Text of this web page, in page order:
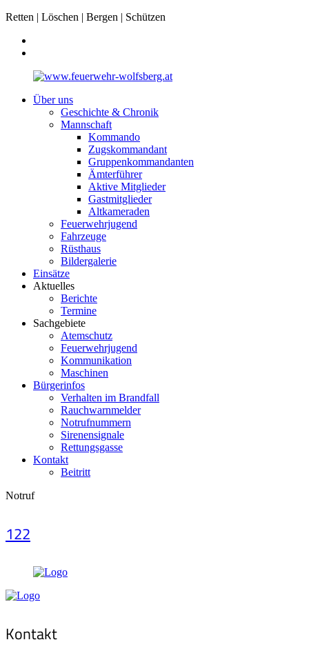
Retten | Löschen | Bergen | Schützen
Über uns
Geschichte & Chronik
Mannschaft
Kommando
Zugskommandant
Gruppenkommandanten
Ämterführer
Aktive Mitglieder
Gastmitglieder
Altkameraden
Feuerwehrjugend
Fahrzeuge
Rüsthaus
Bildergalerie
Einsätze
Aktuelles
Berichte
Termine
Sachgebiete
Atemschutz
Feuerwehrjugend
Kommunikation
Maschinen
Bürgerinfos
Verhalten im Brandfall
Rauchwarnmelder
Notrufnummern
Sirenensignale
Rettungsgasse
Kontakt
Beitritt
Notruf
122
Kontakt